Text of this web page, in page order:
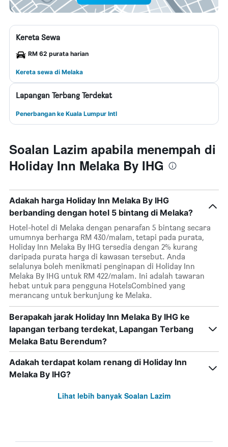
Kereta Sewa
RM 62 purata harian
Kereta sewa di Melaka
Lapangan Terbang Terdekat
Penerbangan ke Kuala Lumpur Intl
Soalan Lazim apabila menempah di
Holiday Inn Melaka By IHG
Adakah harga Holiday Inn Melaka By IHG
berbanding dengan hotel 5 bintang di Melaka?
Hotel-hotel di Melaka dengan penarafan 5 bintang secara
umumnya berharga RM 430/malam, tetapi pada purata,
Holiday Inn Melaka By IHG tersedia dengan 2% kurang
daripada purata harga di kawasan tersebut. Anda
selalunya boleh menikmati penginapan di Holiday Inn
Melaka By IHG untuk RM 422/malam. Ini adalah tawaran
hebat untuk para pengguna HotelsCombined yang
merancang untuk berkunjung ke Melaka.
Berapakah jarak Holiday Inn Melaka By IHG ke
lapangan terbang terdekat, Lapangan Terbang
Melaka Batu Berendum?
Adakah terdapat kolam renang di Holiday Inn
Melaka By IHG?
Lihat lebih banyak Soalan Lazim